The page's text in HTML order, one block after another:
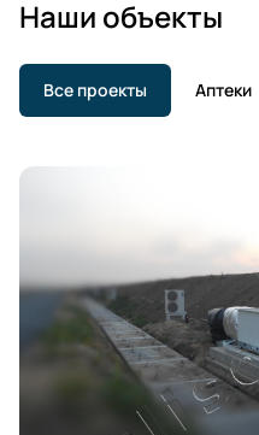
Наши объекты
Все проекты Аптеки